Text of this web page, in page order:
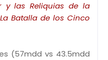
y las Reliquias de la
Batalla de los Cinco
(57mdd vs 43.5mdd